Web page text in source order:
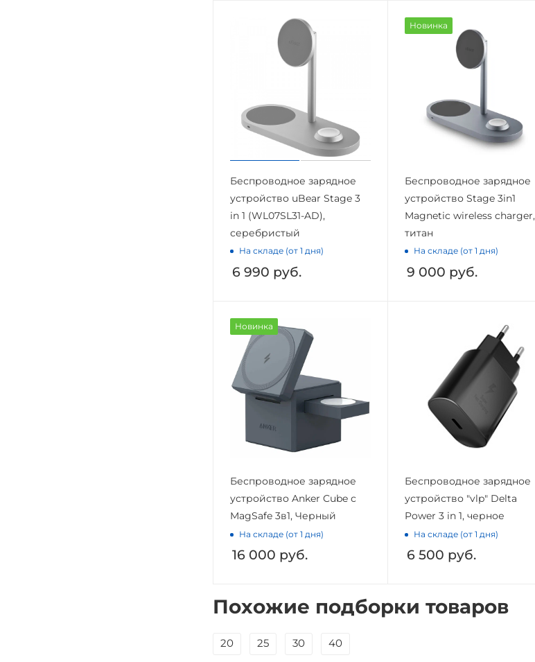
Беспроводное зарядное
устройство uBear Stage 3
in 1 (WL07SL31-AD),
серебристый
На складе (от 1 дня)
6 990 руб.
Новинка
Беспроводное зарядное
устройство Stage 3in1
Magnetic wireless charger,
титан
На складе (от 1 дня)
9 000 руб.
Новинка
Беспроводное зарядное
устройство Anker Cube с
MagSafe 3в1, Черный
На складе (от 1 дня)
16 000 руб.
Беспроводное зарядное
устройство "vlp" Delta
Power 3 in 1, черное
На складе (от 1 дня)
6 500 руб.
Похожие подборки товаров
20 25 30 40